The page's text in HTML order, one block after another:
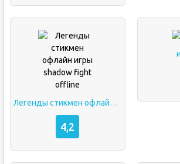
Легенды стикмен офлайн игры shadow fight offline
4,2